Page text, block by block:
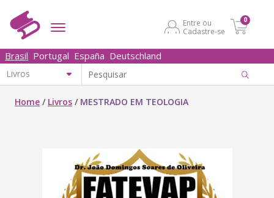
Entre ou
Cadastre-se
0
Brasil Portugal España Deutschland
Home / Livros / MESTRADO EM TEOLOGIA